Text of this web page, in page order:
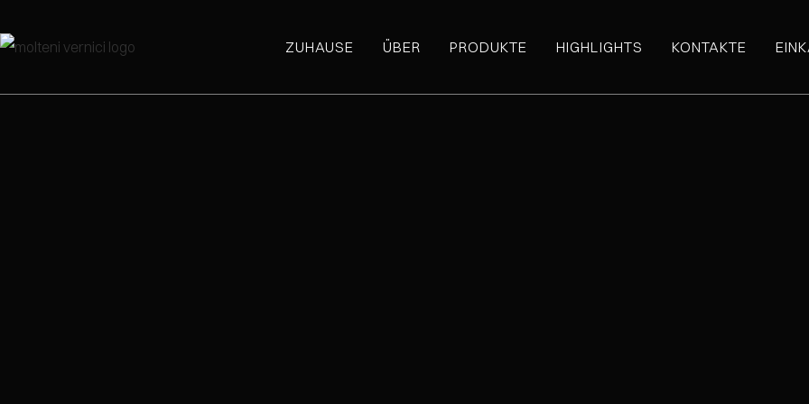
ZUHAUSE ÜBER PRODUKTE HIGHLIGHTS KONTAKTE